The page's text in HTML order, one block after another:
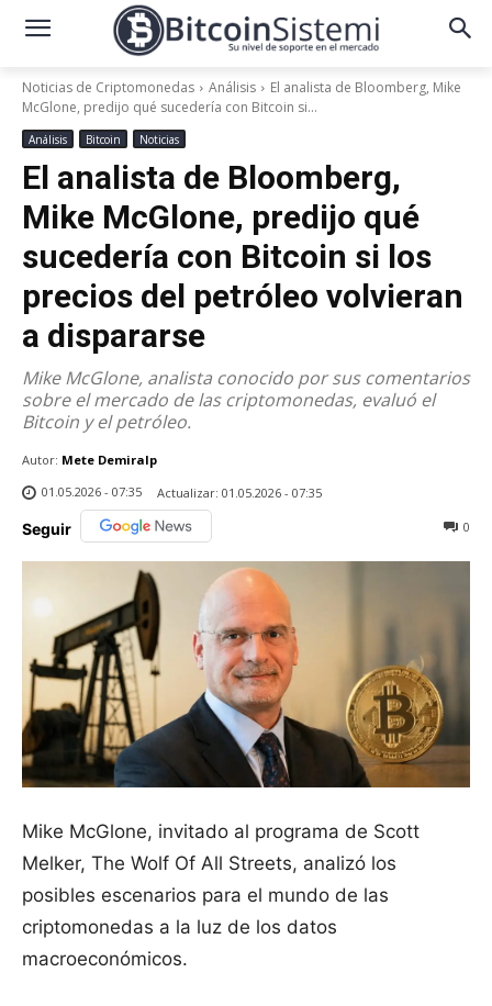
Noticias de Criptomonedas Análisis
El analista de Bloomberg, Mike
McGlone, predijo qué sucedería con Bitcoin si...
Análisis Bitcoin Noticias
El analista de Bloomberg,
Mike McGlone, predijo qué
sucedería con Bitcoin si los
precios del petróleo volvieran
a dispararse
Mike McGlone, analista conocido por sus comentarios
sobre el mercado de las criptomonedas, evaluó el
Bitcoin y el petróleo.
Autor: Mete Demiralp
01.05.2026 - 07:35
Actualizar: 01.05.2026 - 07:35
Seguir 0
Mike McGlone, invitado al programa de Scott
Melker, The Wolf Of All Streets, analizó los
posibles escenarios para el mundo de las
criptomonedas a la luz de los datos
macroeconómicos.